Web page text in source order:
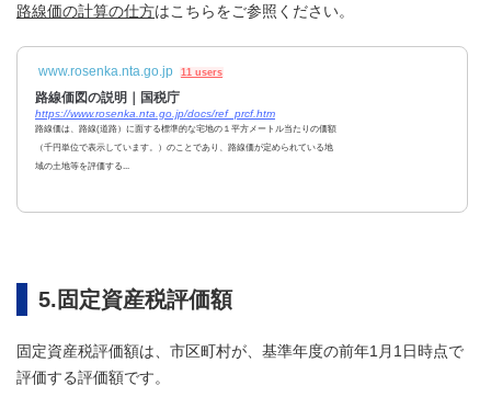
路線価の計算の仕方はこちらをご参照ください。
www.rosenka.nta.go.jp 11 users
路線価図の説明｜国税庁
https://www.rosenka.nta.go.jp/docs/ref_prcf.htm
路線価は、路線(道路）に面する標準的な宅地の１平方メートル当たりの価額
（千円単位で表示しています。）のことであり、路線価が定められている地
域の土地等を評価する...
5.固定資産税評価額
固定資産税評価額は、市区町村が、基準年度の前年1月1日時点で
評価する評価額です。